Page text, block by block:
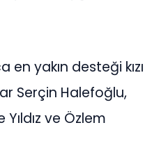
yakın desteği kızı
Serçin Halefoğlu,
ve Özlem